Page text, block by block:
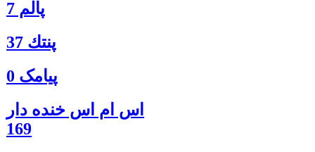
پالم 7
پنتك 37
پیامک 0
اس ام اس خنده دار
169